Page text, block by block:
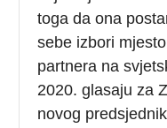
toga da ona
sebe izbori
partnera na
2020. glasaju za
novog